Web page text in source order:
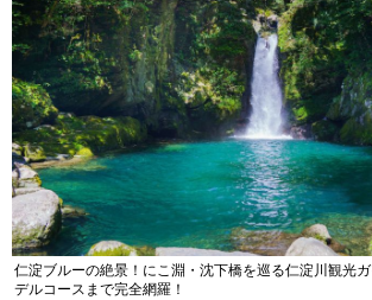
仁淀ブルーの絶景！にこ淵・沈下橋を巡る仁淀川観光
デルコースまで完全網羅！